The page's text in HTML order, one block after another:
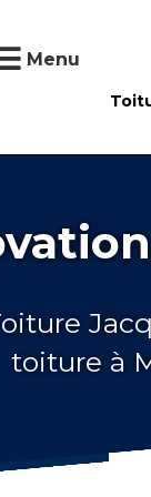
Menu
toiture à